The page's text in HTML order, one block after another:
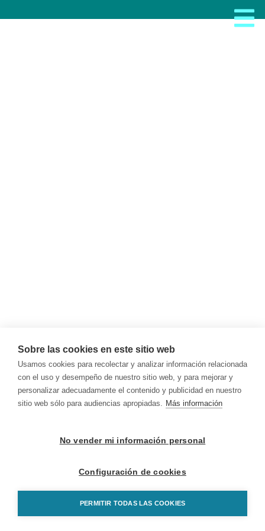
Sobre las cookies en este sitio web
Usamos cookies para recolectar y analizar información relacionada
con el uso y desempeño de nuestro sitio web, y para mejorar y
personalizar adecuadamente el contenido y publicidad en nuestro
sitio web sólo para audiencias apropiadas. Más información
No vender mi información personal
Configuración de cookies
PERMITIR TODAS LAS COOKIES